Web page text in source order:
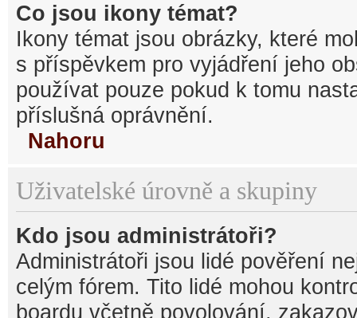
Co jsou ikony témat?
Ikony témat jsou obrázky, které
s příspěvkem pro vyjádření jeho
používat pouze pokud k tomu
příslušná oprávnění.
Nahoru
Uživatelské úrovně a skupiny
Kdo jsou administrátoři?
Administrátoři jsou lidé pověření
celým fórem. Tito lidé mohou
boardu včetně povolování,